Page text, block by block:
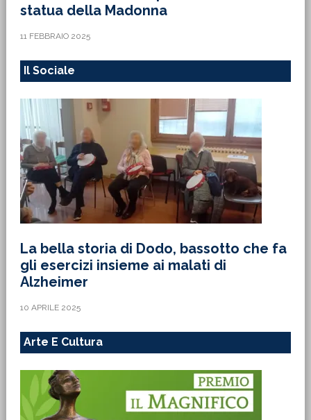
statua della Madonna
11 FEBBRAIO 2025
Il Sociale
La bella storia di Dodo, bassotto che fa
gli esercizi insieme ai malati di
Alzheimer
10 APRILE 2025
Arte E Cultura